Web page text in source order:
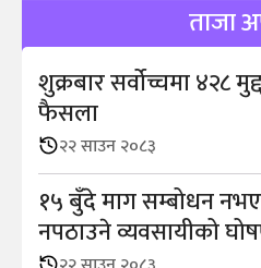
ताजा
शुक्रबार सर्वोच्चमा ४२८
फैसला
२२ साउन २०८३
१५ बुँदे माग सम्बोधन
नपठाउने व्यवसायीको